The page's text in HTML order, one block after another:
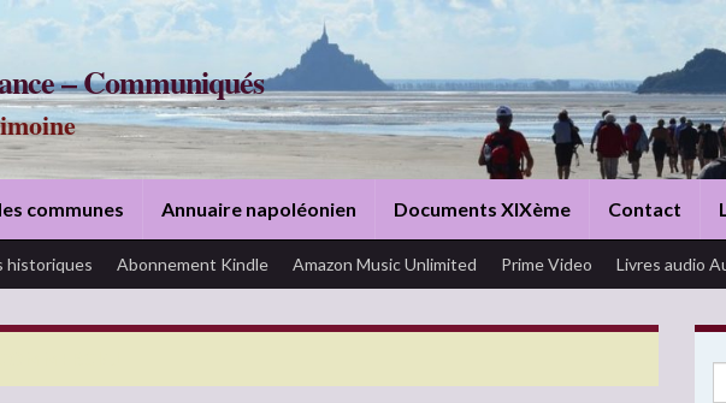
– Communiqués
communes Annuaire napoléonien Documents XIXème Contact
historiques Abonnement Kindle Amazon Music Unlimited Prime Video Livres audio